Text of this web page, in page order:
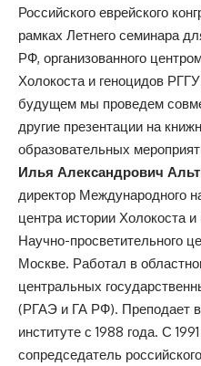
Российского еврейского
рамках Летнего семинара
РФ, организованного
Холокоста и геноцидов
будущем мы проведем
другие презентации на
образовательных
Илья Александрович
директор Международного
центра истории Холокоста
Научно-просветительного
Москве. Работал в
центральных
(РГАЭ и ГА РФ). Преподает
институте с 1988 года. С
сопредседатель